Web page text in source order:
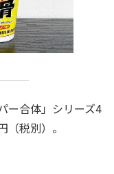
ー合体」シリーズ4
税別）。